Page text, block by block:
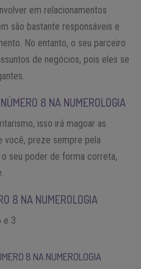
em relacionamentos
são bastante responsáveis e
No entanto, o seu parceiro
de negócios, pois eles se
8 NA NUMEROLOGIA
isso irá magoar as
você, preze sempre pela
seu poder de forma correta,
8 NA NUMEROLOGIA
e 3
8 NA NUMEROLOGIA